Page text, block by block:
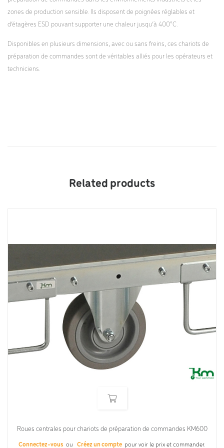
zones de production sensible. Ils disposent de poignées réglables et
d’étagères ESD pouvant supporter une chaleur jusqu’à 400°C.
Disponibles en plusieurs dimensions, avec ou sans freins, ces chariots de
préparation de commandes sont de véritables alliés pour les opérateurs et
techniciens.
Related products
Roues centrales pour chariots de préparation de commandes KM600
Connectez-vous ou Créez un compte pour voir le prix et commander.